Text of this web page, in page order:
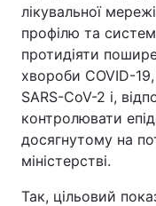
лікувальної
профілю та
протидіяти
хвороби COVID-
SARS-CoV-2 і,
контролювати
досягнутому на
міністерстві.
Так, цільовий